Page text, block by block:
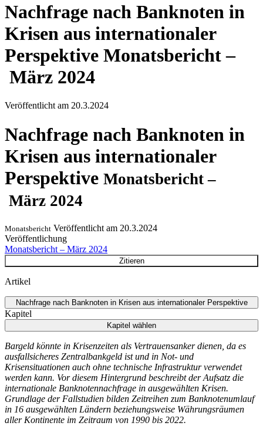
Nachfrage nach Banknoten in
Krisen aus internationaler
Perspektive Monatsbericht –
März 2024
Veröffentlicht am 20.3.2024
Nachfrage nach Banknoten in
Krisen aus internationaler
Perspektive Monatsbericht –
März 2024
Monatsbericht Veröffentlicht am 20.3.2024
Veröffentlichung
Monatsbericht – März 2024
Zitieren
Artikel
Nachfrage nach Banknoten in Krisen aus internationaler Perspektive
Kapitel
Kapitel wählen
Bargeld könnte in Krisenzeiten als Vertrauensanker dienen, da es
ausfallsicheres Zentralbankgeld ist und in Not- und
Krisensituationen auch ohne technische Infrastruktur verwendet
werden kann. Vor diesem Hintergrund beschreibt der Aufsatz die
internationale Banknotennachfrage in ausgewählten Krisen.
Grundlage der Fallstudien bilden Zeitreihen zum Banknotenumlauf
in 16 ausgewählten Ländern beziehungsweise Währungsräumen
aller Kontinente im Zeitraum von 1990 bis 2022.